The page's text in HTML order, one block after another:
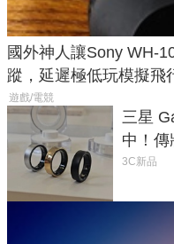
國外神人讓Sony WH-
蹤，延遲極低玩模擬飛
遊戲/電競
三星
中！傳
與智慧
3C新品